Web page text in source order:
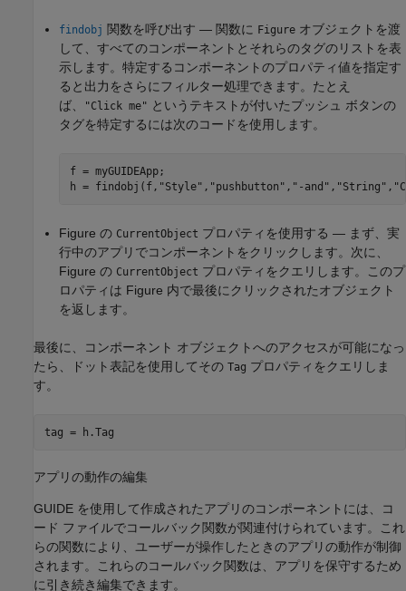
findobj 関数を呼び出す — 関数に Figure オブジェクトを渡
して、すべてのコンポーネントとそれらのタグのリストを表
示します。特定するコンポーネントのプロパティ値を指定す
ると出力をさらにフィルター処理できます。たとえ
ば、
"Click me" というテキストが付いたプッシュ ボタンの
タグを特定するには次のコードを使用します。
f = myGUIDEApp;
h = findobj(f, "Style" , "pushbutton" , "-and" , "String" ,
Figure の CurrentObject プロパティを使用する — まず、実
行中のアプリでコンポーネントをクリックします。次に、
Figure の CurrentObject プロパティをクエリします。このプ
ロパティは Figure 内で最後にクリックされたオブジェクト
を返します。
最後に、コンポーネント オブジェクトへのアクセスが可能になっ
たら、ドット表記を使用してその Tag プロパティをクエリしま
す。
tag = h.Tag
アプリの動作の編集
GUIDE を使用して作成されたアプリのコンポーネントには、コ
ード ファイルでコールバック関数が関連付けられています。これ
らの関数により、ユーザーが操作したときのアプリの動作が制御
されます。これらのコールバック関数は、アプリを保守するため
に引き続き編集できます。